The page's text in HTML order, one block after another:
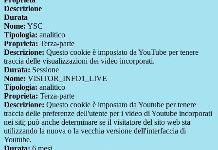
Descrizione
Durata
Nome: YSC
Tipologia: analitico
Proprieta: Terza-parte
Descrizione: Questo cookie è impostato da YouTube per tenere
traccia delle visualizzazioni dei video incorporati.
Durata: Sessione
Nome: VISITOR_INFO1_LIVE
Tipologia: analitico
Proprieta: Terza-parte
Descrizione: Questo cookie è impostato da Youtube per tenere
traccia delle preferenze dell'utente per i video di Youtube incorporati
nei siti; può anche determinare se il visitatore del sito web sta
utilizzando la nuova o la vecchia versione dell'interfaccia di
Youtube.